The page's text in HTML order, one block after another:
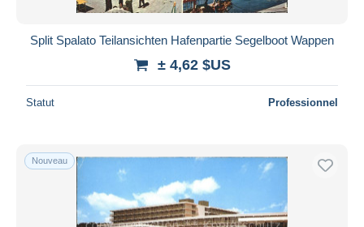
Split Spalato Teilansichten Hafenpartie Segelboot Wappen
± 4,62 $US
Statut Professionnel
Nouveau